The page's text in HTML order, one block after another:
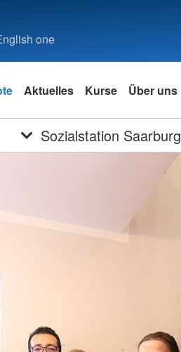
one
Aktuelles Kurse Über uns
Sozialstation Saarburg